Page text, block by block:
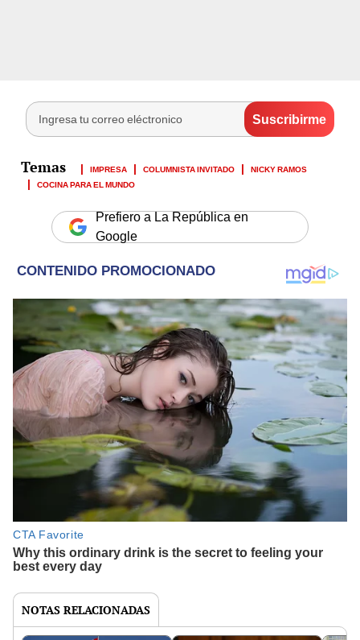
IMPRESA COLUMNISTA INVITADO
NICKY RAMOS
COCINA PARA EL MUNDO
Prefiero a La República en
Google
NOTAS RELACIONADAS